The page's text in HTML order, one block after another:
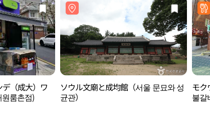
（成大）ワ
룸촌점)
ソウル文廟と成均館（서울 문묘와 성
균관）
モク
불갈